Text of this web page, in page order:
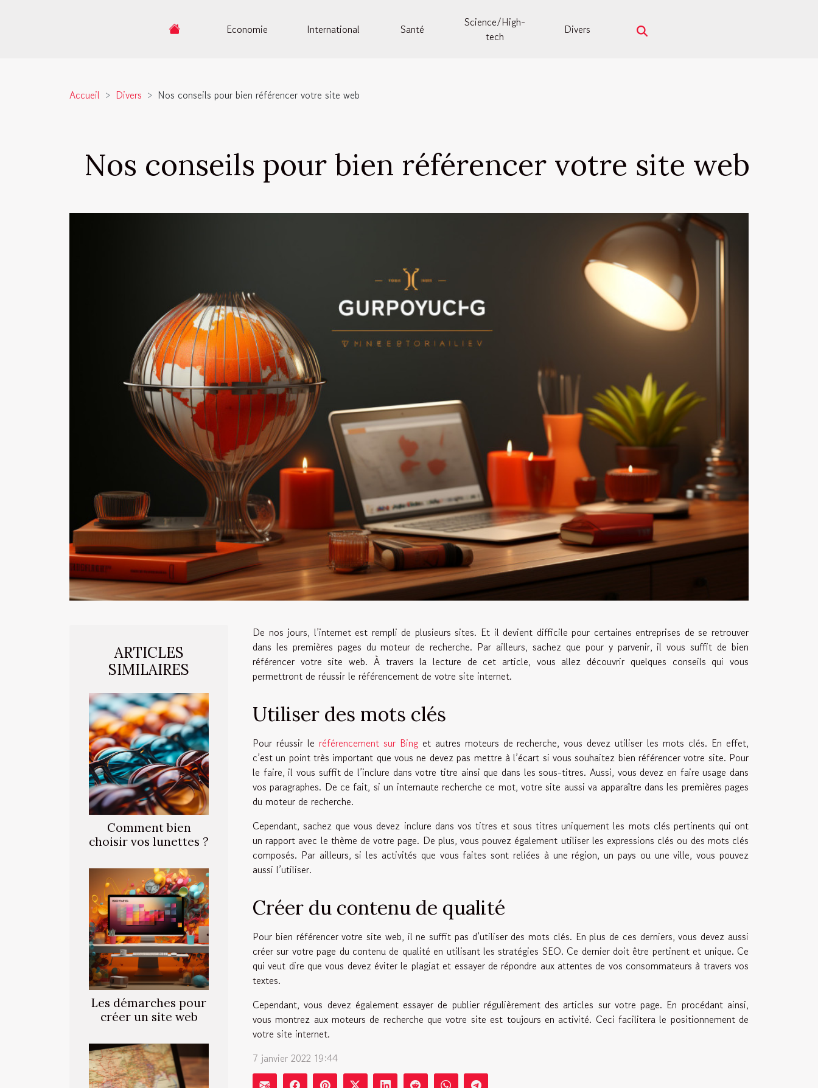
Economie International Santé
Science/High-
tech
Divers
Accueil Divers Nos conseils pour bien référencer votre site web
Nos conseils pour bien référencer votre site web
ARTICLES
SIMILAIRES
Comment bien
choisir vos lunettes ?
Les démarches pour
créer un site web
De nos jours, l’internet est rempli de plusieurs sites. Et il devient difficile pour certaines entreprises de se retrouver
dans les premières pages du moteur de recherche. Par ailleurs, sachez que pour y parvenir, il vous suffit de bien
référencer votre site web. À travers la lecture de cet article, vous allez découvrir quelques conseils qui vous
permettront de réussir le référencement de votre site internet.
Utiliser des mots clés
Pour réussir le référencement sur Binget autres moteurs de recherche, vous devez utiliser les mots clés. En effet,
c’est un point très important que vous ne devez pas mettre à l’écart si vous souhaitez bien référencer votre site. Pour
le faire, il vous suffit de l’inclure dans votre titre ainsi que dans les sous-titres. Aussi, vous devez en faire usage dans
vos paragraphes. De ce fait, si un internaute recherche ce mot, votre site aussi va apparaître dans les premières pages
du moteur de recherche.
Cependant, sachez que vous devez inclure dans vos titres et sous titres uniquement les mots clés pertinents qui ont
un rapport avec le thème de votre page. De plus, vous pouvez également utiliser les expressions clés ou des mots clés
composés. Par ailleurs, si les activités que vous faites sont reliées à une région, un pays ou une ville, vous pouvez
aussi l’utiliser.
Créer du contenu de qualité
Pour bien référencer votre site web, il ne suffit pas d’utiliser des mots clés. En plus de ces derniers, vous devez aussi
créer sur votre page du contenu de qualité en utilisant les stratégies SEO. Ce dernier doit être pertinent et unique. Ce
qui veut dire que vous devez éviter le plagiat et essayer de répondre aux attentes de vos consommateurs à travers vos
textes.
Cependant, vous devez également essayer de publier régulièrement des articles sur votre page. En procédant ainsi,
vous montrez aux moteurs de recherche que votre site est toujours en activité. Ceci facilitera le positionnement de
votre site internet.
7 janvier 2022 19:44